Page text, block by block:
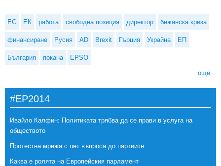
ЕС ЕК работа свободна позиция директор бежанска криза
финансиране Русия AD Brexit Гърция Украйна ЕП
България покана EPSO
още...
#EP2014
Ивайло Калфин: Политиката трябва да се прави в услуга на
обществото
Протестна мрежа с пет въпроса до партиите
Каква е ролята на Европейския парламент